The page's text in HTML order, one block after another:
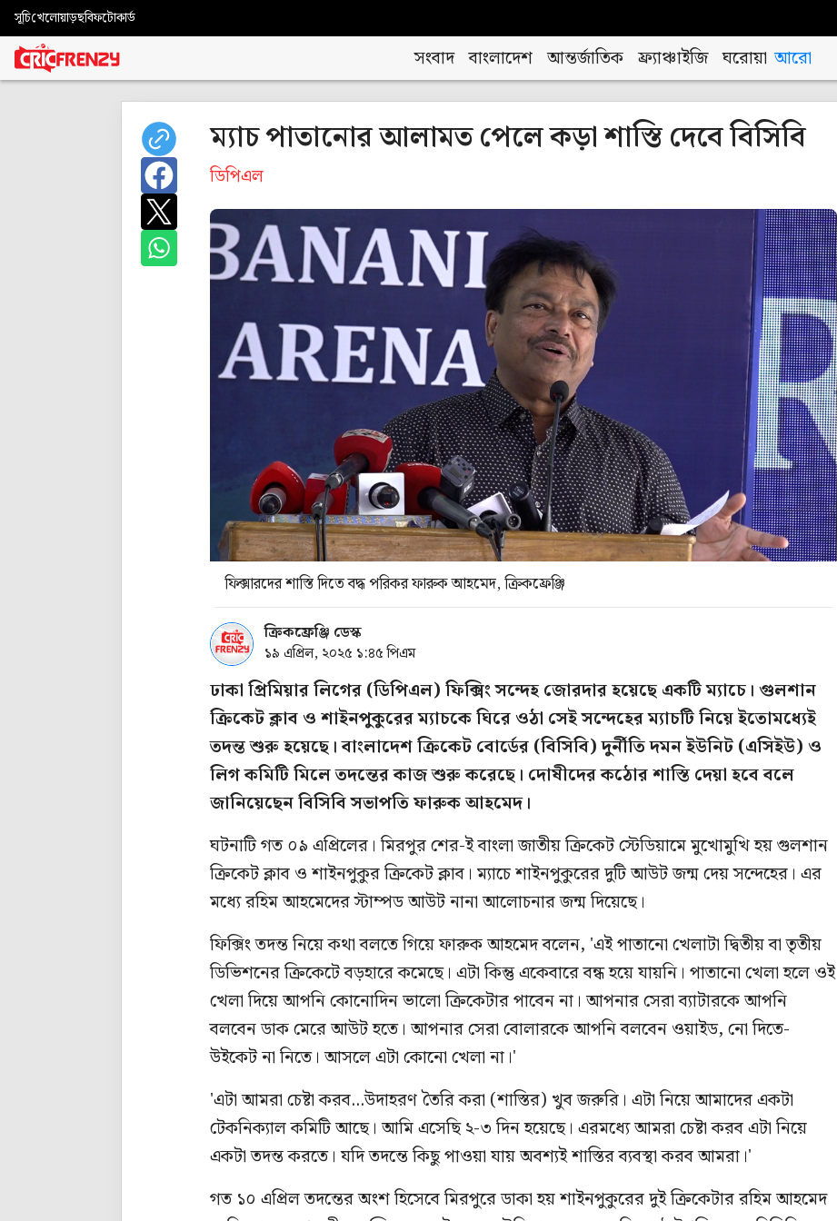
সূচিখেলোয়াড়ছবিফটোকার্ড
সংবাদ বাংলাদেশ আন্তর্জাতিক ফ্র্যাঞ্চাইজি ঘরোয়া আরো
ম্যাচ পাতানোর আলামত পেলে কড়া শাস্তি দেবে বিসিবি
ডিপিএল
ফিক্সারদের শাস্তি দিতে বদ্ধ পরিকর ফারুক আহমেদ, ক্রিকফ্রেঞ্জি
ক্রিকফ্রেঞ্জি ডেস্ক
১৯ এপ্রিল, ২০২৫ ১:৪৫ পিএম
ঢাকা প্রিমিয়ার লিগের (ডিপিএল) ফিক্সিং সন্দেহ জোরদার হয়েছে একটি ম্যাচে। গুলশান
ক্রিকেট ক্লাব ও শাইনপুকুরের ম্যাচকে ঘিরে ওঠা সেই সন্দেহের ম্যাচটি নিয়ে ইতোমধ্যেই
তদন্ত শুরু হয়েছে। বাংলাদেশ ক্রিকেট বোর্ডের (বিসিবি) দুর্নীতি দমন ইউনিট (এসি‌ইউ) ও
লিগ কমিটি মিলে তদন্তের কাজ শুরু করেছে। দোষীদের কঠোর শাস্তি দেয়া হবে বলে
জানিয়েছেন বিসিবি সভাপতি ফারুক আহমেদ।
ঘটনাটি গত ০৯ এপ্রিলের। মিরপুর শের-ই বাংলা জাতীয় ক্রিকেট স্টেডিয়ামে মুখোমুখি হয় গুলশান
ক্রিকেট ক্লাব ও শাইনপুকুর ক্রিকেট ক্লাব। ম্যাচে শাইনপুকুরের দুটি আউট জন্ম দেয় সন্দেহের। এর
মধ্যে রহিম আহমেদের স্টাম্পড আউট নানা আলোচনার জন্ম দিয়েছে।
ফিক্সিং তদন্ত নিয়ে কথা বলতে গিয়ে ফারুক আহমেদ বলেন, 'এই পাতানো খেলাটা দ্বিতীয় বা তৃতীয়
ডিভিশনের ক্রিকেটে বড়হারে কমেছে। এটা কিন্তু একেবারে বন্ধ হয়ে যায়নি। পাতানো খেলা হলে ওই
খেলা দিয়ে আপনি কোনোদিন ভালো ক্রিকেটার পাবেন না। আপনার সেরা ব্যাটারকে আপনি
বলবেন ডাক মেরে আউট হতে। আপনার সেরা বোলারকে আপনি বলবেন ওয়াইড, নো দিতে-
উইকেট না নিতে। আসলে এটা কোনো খেলা না।'
'এটা আমরা চেষ্টা করব...উদাহরণ তৈরি করা (শাস্তির) খুব জরুরি। এটা নিয়ে আমাদের একটা
টেকনিক্যাল কমিটি আছে। আমি এসেছি ২-৩ দিন হয়েছে। এরমধ্যে আমরা চেষ্টা করব এটা নিয়ে
একটা তদন্ত করতে। যদি তদন্তে কিছু পাওয়া যায় অবশ্যই শাস্তির ব্যবস্থা করব আমরা।'
গত ১০ এপ্রিল তদন্তের অংশ হিসেবে মিরপুরে ডাকা হয় শাইনপুকুরের দুই ক্রিকেটার রহিম আহমেদ